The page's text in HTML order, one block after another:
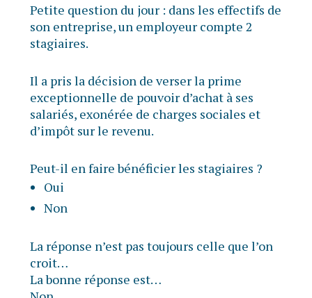
Petite question du jour : dans les effectifs de
son entreprise, un employeur compte 2
stagiaires.
Il a pris la décision de verser la prime
exceptionnelle de pouvoir d’achat à ses
salariés, exonérée de charges sociales et
d’impôt sur le revenu.
Peut-il en faire bénéficier les stagiaires ?
Oui
Non
La réponse n’est pas toujours celle que l’on
croit…
La bonne réponse est…